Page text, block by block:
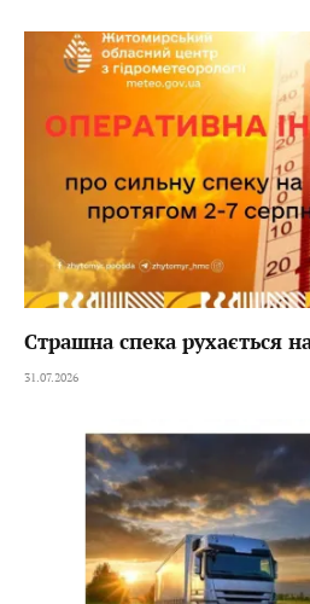
Страшна спека рухається
31.07.2026